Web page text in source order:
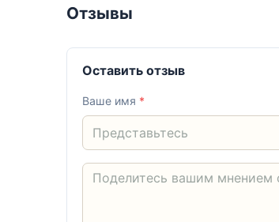
Отзывы
Оставить отзыв
Ваше имя *